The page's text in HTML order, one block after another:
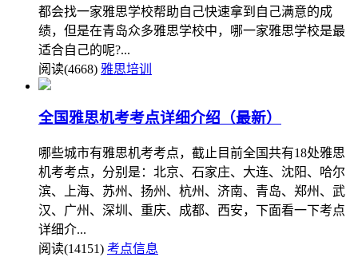
都会找一家雅思学校帮助自己快速拿到自己满意的成
绩，但是在青岛众多雅思学校中，哪一家雅思学校是最
适合自己的呢?...
阅读(4668) 雅思培训
全国雅思机考考点详细介绍（最新）
哪些城市有雅思机考考点，截止目前全国共有18处雅思
机考考点，分别是：北京、石家庄、大连、沈阳、哈尔
滨、上海、苏州、扬州、杭州、济南、青岛、郑州、武
汉、广州、深圳、重庆、成都、西安，下面看一下考点
详细介...
阅读(14151) 考点信息